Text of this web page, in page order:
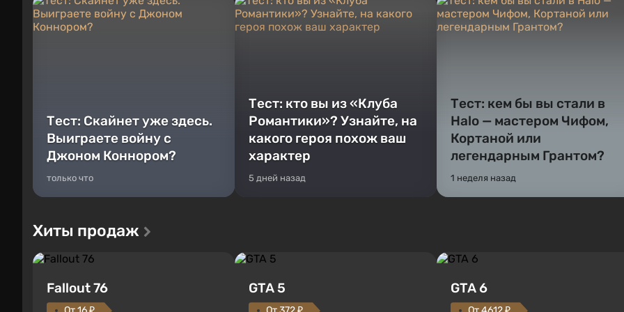
Тест: Скайнет уже здесь.
Выиграете войну с
Джоном Коннором?
только что
Тест: кто вы из «Клуба
Романтики»? Узнайте, на
какого героя похож ваш
характер
5 дней назад
Тест: кем бы вы стали в
Halo — мастером Чифом,
Кортаной или
легендарным Грантом?
1 неделя назад
Хиты продаж
Fallout 76 GTA 5 GTA 6